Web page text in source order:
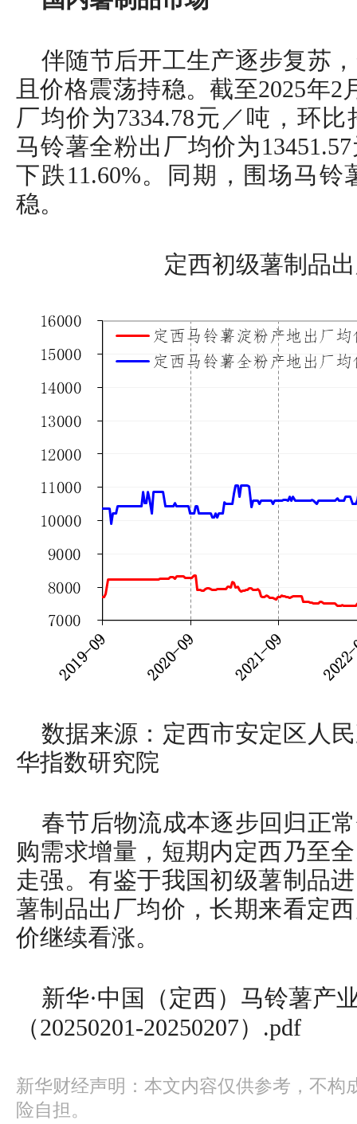
伴随节后开工生产逐步复苏
且价格震荡持稳。截至2025年
厂均价为7334.78元／吨，环
马铃薯全粉出厂均价为
下跌11.60%。同期，围场马
稳。
定西初级薯制品
数据来源：定西市安定区人
华指数研究院
春节后物流成本逐步回归正
购需求增量，短期内定西乃至
走强。有鉴于我国初级薯制品
薯制品出厂均价，长期来看定
价继续看涨。
新华·中国（定西）马铃薯产
（20250201-20250207）.pdf
新华财经声明：本文内容仅供参考，不构
险自担。